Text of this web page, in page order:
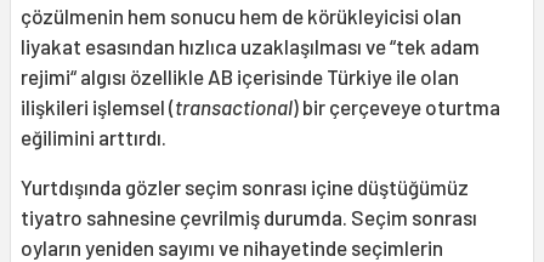
çözülmenin hem sonucu hem de körükleyicisi olan
liyakat esasından hızlıca uzaklaşılması ve “tek adam
rejimi“ algısı özellikle AB içerisinde Türkiye ile olan
ilişkileri işlemsel (transactional) bir çerçeveye oturtma
eğilimini arttırdı.
Yurtdışında gözler seçim sonrası içine düştüğümüz
tiyatro sahnesine çevrilmiş durumda. Seçim sonrası
oyların yeniden sayımı ve nihayetinde seçimlerin